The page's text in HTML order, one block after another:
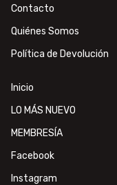
Contacto
Quiénes Somos
Política de Devolución
Inicio
LO MÁS NUEVO
MEMBRESÍA
Facebook
Instagram